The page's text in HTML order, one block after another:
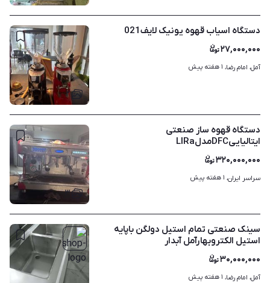
۲
دستگاه اسیاب قهوه یونیک لایف021
۲۷,۰۰۰,۰۰۰
آمل، امام رضا، ۱ هفته پیش
۳
دستگاه قهوه ساز صنعتی
ایتالیاییDFCمدلLIRa
۳۲۰,۰۰۰,۰۰۰
سراسر ایران، ۱ هفته پیش
سینک صنعتی تمام استیل دولگن باپایه
استیل الکتروبهارآمل آبدار
۳۰,۰۰۰,۰۰۰
آمل، امام رضا، ۱ هفته پیش